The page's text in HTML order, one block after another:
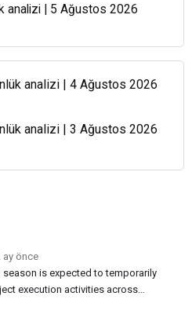
analizi | 5 Ağustos 2026
analizi | 4 Ağustos 2026
analizi | 3 Ağustos 2026
ay önce
is expected to temporarily
execution activities across